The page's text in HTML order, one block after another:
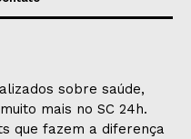
sobre saúde,
mais no SC 24h.
que fazem a diferença